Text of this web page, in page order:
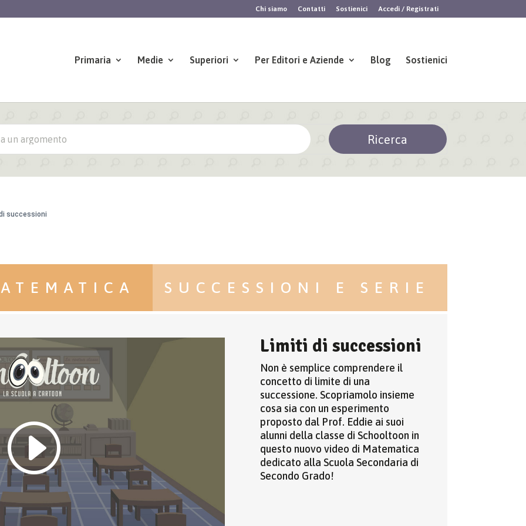
Chi siamo Contatti Sostienici Accedi / Registrati
Primaria Medie Superiori Per Editori e Aziende Blog Sostienici
successioni
SUCCESSIONI E SERIE
Limiti di successioni
Non è semplice comprendere il
concetto di limite di una
successione. Scopriamolo insieme
cosa sia con un esperimento
proposto dal Prof. Eddie ai suoi
alunni della classe di Schooltoon in
questo nuovo video di Matematica
dedicato alla Scuola Secondaria di
Secondo Grado!